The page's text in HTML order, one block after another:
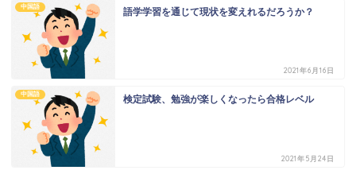
中国語 語学学習を通じて現状を変えれるだろうか？
2021年6月16日
中国語 検定試験、勉強が楽しくなったら合格レベル
2021年5月24日